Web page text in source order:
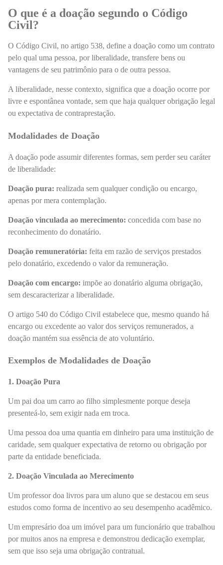
O que é a doação segundo o Código
Civil?
O Código Civil, no artigo 538, define a doação como um contrato
pelo qual uma pessoa, por liberalidade, transfere bens ou
vantagens de seu patrimônio para o de outra pessoa.
A liberalidade, nesse contexto, significa que a doação ocorre por
livre e espontânea vontade, sem que haja qualquer obrigação legal
ou expectativa de contraprestação.
Modalidades de Doação
A doação pode assumir diferentes formas, sem perder seu caráter
de liberalidade:
Doação pura: realizada sem qualquer condição ou encargo,
apenas por mera contemplação.
Doação vinculada ao merecimento: concedida com base no
reconhecimento do donatário.
Doação remuneratória: feita em razão de serviços prestados
pelo donatário, excedendo o valor da remuneração.
Doação com encargo: impõe ao donatário alguma obrigação,
sem descaracterizar a liberalidade.
O artigo 540 do Código Civil estabelece que, mesmo quando há
encargo ou excedente ao valor dos serviços remunerados, a
doação mantém sua essência de ato voluntário.
Exemplos de Modalidades de Doação
1. Doação Pura
Um pai doa um carro ao filho simplesmente porque deseja
presenteá-lo, sem exigir nada em troca.
Uma pessoa doa uma quantia em dinheiro para uma instituição de
caridade, sem qualquer expectativa de retorno ou obrigação por
parte da entidade beneficiada.
2. Doação Vinculada ao Merecimento
Um professor doa livros para um aluno que se destacou em seus
estudos como forma de incentivo ao seu desempenho acadêmico.
Um empresário doa um imóvel para um funcionário que trabalhou
por muitos anos na empresa e demonstrou dedicação exemplar,
sem que isso seja uma obrigação contratual.